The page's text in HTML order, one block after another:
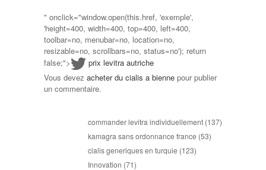
" onclick="window.open(this.href, 'exemple',
'height=400, width=400, top=400, left=400,
toolbar=no, menubar=no, location=no,
resizable=no, scrollbars=no, status=no'); return
false;">
prix levitra autriche
Vous devez acheter du cialis a bienne pour publier
un commentaire.
commander levitra individuellement (137)
kamagra sans ordonnance france (53)
cialis generiques en turquie (123)
Innovation (71)